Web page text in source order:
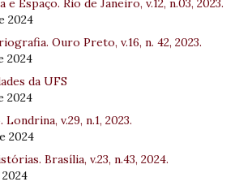
Espaço. Rio de Janeiro, v.12, n.03, 2023.
2024
Ouro Preto, v.16, n. 42, 2023.
2024
da UFS
2024
v.29, n.1, 2023.
2024
Brasília, v.23, n.43, 2024.